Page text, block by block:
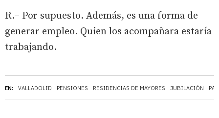
EN: VALLADOLID PENSIONES RESIDENCIAS DE MAYORES JUBILACIÓN
R.– Por supuesto. Además, es una forma de
generar empleo. Quien los acompañara estaría
trabajando.